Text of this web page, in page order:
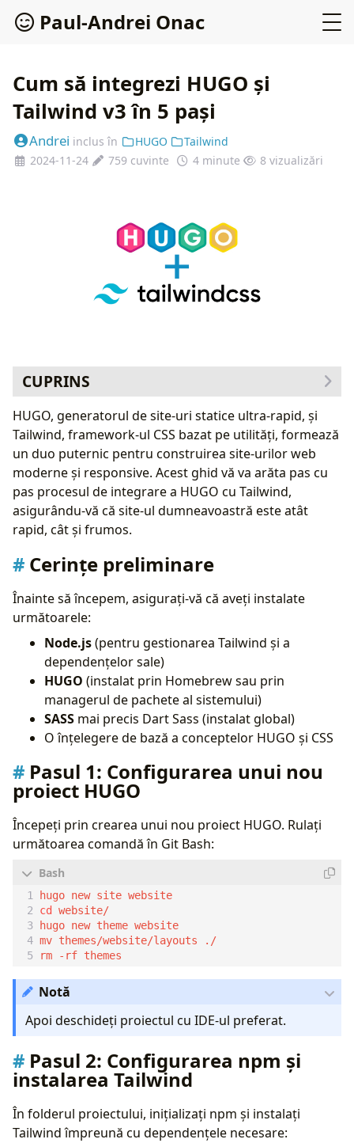
Paul-Andrei Onac
Cum să integrezi HUGO și
Tailwind v3 în 5 pași
Andrei inclus în HUGO
Tailwind
2024-11-24
759 cuvinte 4 minute 8 vizualizări
CUPRINS
Cerințe preliminare
Pasul 1:Configurarea unui nou proiect HUGO
Pasul 2:Configurarea npm și instalarea Tailwind
Pasul 3:Configurarea Tailwind în proiectul
HUGO
Crearea fișierului (tailwind.config.js
Crearea fișierului (
Pasul 4:Configurarea procesului de build
Structura directoarelor
Crearea fișierului
Crearea fișieruluimodule.toml
Pasul 5:Actualizarea layout-urilor pentru CSS
Concluzie
HUGO, generatorul de site-uri statice ultra-rapid, și
Tailwind, framework-ul CSS bazat pe utilități, formează
un duo puternic pentru construirea site-urilor web
moderne și responsive. Acest ghid vă va arăta pas cu
pas procesul de integrare a HUGO cu Tailwind,
asigurându-vă că site-ul dumneavoastră este atât
rapid, cât și frumos.
Cerințe preliminare
Înainte să începem, asigurați-vă că aveți instalate
următoarele:
Node.js(pentru gestionarea Tailwind și a
dependențelor sale)
HUGO (instalat prin Homebrew sau prin
managerul de pachete al sistemului)
SASS mai precis Dart Sass (instalat global)
O înțelegere de bază a conceptelor HUGO și CSS
Pasul 1: Configurarea unui nou
proiect HUGO
Începeți prin crearea unui nou proiect HUGO. Rulați
următoarea comandă în Git Bash:
cd
Notă
Apoi deschideți proiectul cu IDE-ul preferat.
Pasul 2: Configurarea npm și
instalarea Tailwind
În folderul proiectului, inițializați npm și instalați
Tailwind împreună cu dependențele necesare: